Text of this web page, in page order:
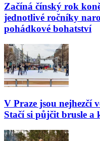
Začíná čínský rok
jednotlivé ročníky
pohádkové bohatství
V Praze jsou nejhezčí
Stačí si půjčit brusle a